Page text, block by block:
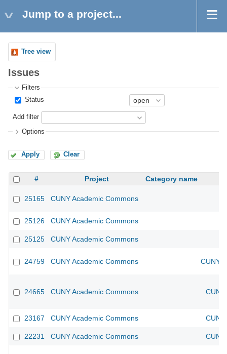
Jump to a project...
Tree view
Issues
Filters
Status
Add filter
Options
Apply Clear
# Project Category name
25165 CUNY Academic Commons
25126 CUNY Academic Commons
25125 CUNY Academic Commons
24759 CUNY Academic Commons CUNY
24665 CUNY Academic Commons
23167 CUNY Academic Commons
22231 CUNY Academic Commons